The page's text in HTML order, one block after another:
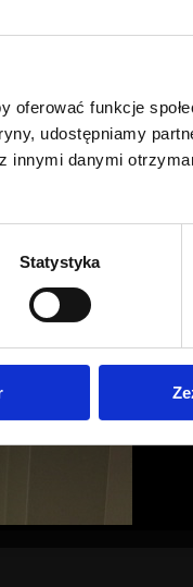
funkcje
udostępniamy
innymi danymi
Statystyka